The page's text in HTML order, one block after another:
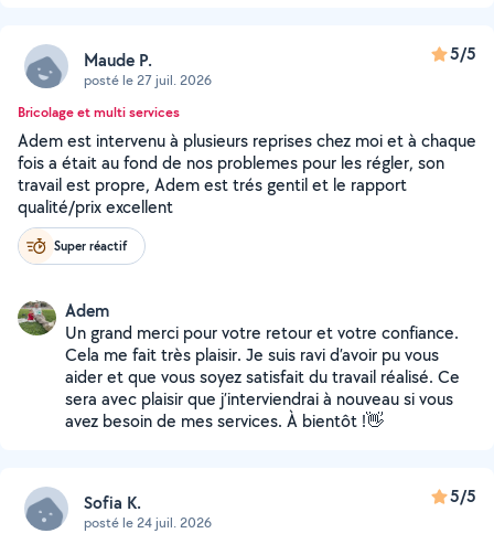
Maude P.
posté le 27 juil. 2026
5/5
Bricolage et multi services
Adem est intervenu à plusieurs reprises chez moi et à chaque
fois a était au fond de nos problemes pour les régler, son
travail est propre, Adem est trés gentil et le rapport
qualité/prix excellent
Super réactif
Adem
Un grand merci pour votre retour et votre confiance.
Cela me fait très plaisir. Je suis ravi d’avoir pu vous
aider et que vous soyez satisfait du travail réalisé. Ce
sera avec plaisir que j’interviendrai à nouveau si vous
avez besoin de mes services. À bientôt !👋
Sofia K.
posté le 24 juil. 2026
5/5